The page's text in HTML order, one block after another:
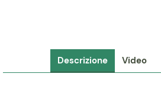
Descrizione Video